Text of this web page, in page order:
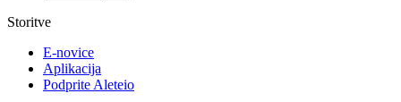
Storitve
E-novice
Aplikacija
Podprite Aleteio